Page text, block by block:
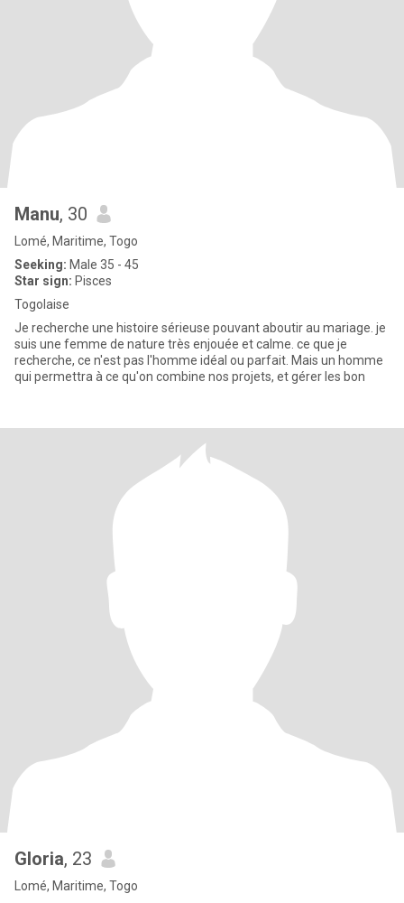
Manu, 30
Lomé, Maritime, Togo
Seeking: Male 35 - 45
Star sign: Pisces
Togolaise
Je recherche une histoire sérieuse pouvant aboutir au mariage. je
suis une femme de nature très enjouée et calme. ce que je
recherche, ce n'est pas l'homme idéal ou parfait. Mais un homme
qui permettra à ce qu'on combine nos projets, et gérer les bon
Gloria, 23
Lomé, Maritime, Togo